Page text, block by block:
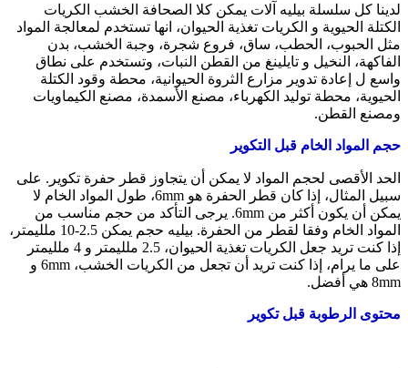
لدينا كل سلسلة بيليه آلات يمكن كلا الصحافة الخشب الكريات
الكتلة الحيوية و الكريات تغذية الحيوان، انها تستخدم لمعالجة المواد
مثل الحبوب، الحطب، ساق، فروع شجرة، وجبة الخشب، بدن
الفاكهة، النخيل و تايلينغ من القطن النبات، وتستخدم على نطاق
واسع ل إعادة تدوير مزارع الثروة الحيوانية، محطة وقود الكتلة
الحيوية، محطة توليد الكهرباء، مصنع الأسمدة، مصنع الكيماويات
ومصنع القطن.
حجم المواد الخام قبل التكوير
الحد الأقصى لحجم المواد لا يمكن أن يتجاوز قطر حفرة تكوير. على
سبيل المثال، إذا كان قطر الحفرة هو 6mm، طول المواد الخام لا
يمكن أن يكون أكثر من 6mm.
يرجى التأكد من حجم مناسب من
المواد الخام وفقا لقطر من الحفرة.
بيليه حجم يمكن 2.5-10 ملليمتر،
إذا كنت تريد جعل الكريات تغذية الحيوان، 2.5 ملليمتر و 4 ملليمتر
على ما يرام، إذا كنت تريد أن تجعل من الكريات الخشب، 6mm و
8mm هي أفضل.
محتوى الرطوبة قبل تكوير